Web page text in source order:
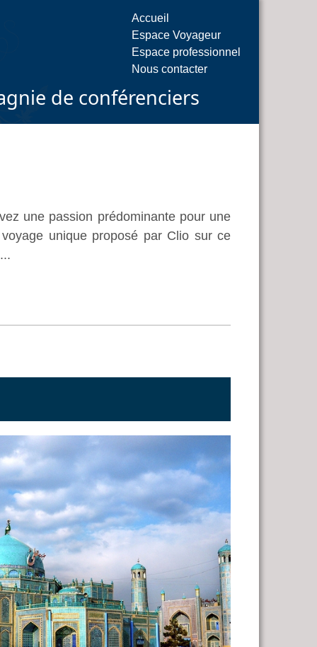
Accueil
Espace Voyageur
Espace professionnel
Nous contacter
de conférenciers
une passion prédominante pour une
unique proposé par Clio sur ce